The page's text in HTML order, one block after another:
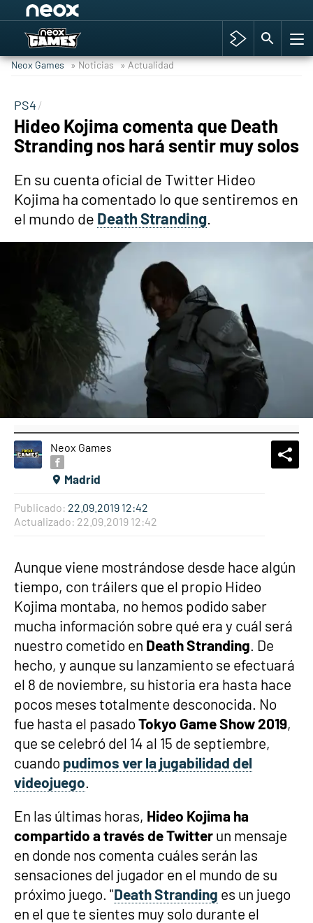
Hyrule Warriors: La Era del Cataclismo
Cyberpunk 2077
Hyrule Warriors
Neox Games » Noticias » Actualidad
PS4
Hideo Kojima comenta que Death
Stranding nos hará sentir muy solos
En su cuenta oficial de Twitter Hideo
Kojima ha comentado lo que sentiremos en
el mundo de Death Stranding
Neox Games
Madrid
Publicado: 22.09.2019 12:42
Actualizado: 22.09.2019 12:42
Aunque viene mostrándose desde hace algún
tiempo, con tráilers que el propio Hideo
Kojima montaba, no hemos podido saber
mucha información sobre qué era y cuál será
nuestro cometido en Death Stranding. De
hecho, y aunque su lanzamiento se efectuará
el 8 de noviembre, su historia era hasta hace
pocos meses totalmente desconocida. No
fue hasta el pasado Tokyo Game Show 2019,
que se celebró del 14 al 15 de septiembre,
cuando pudimos ver la jugabilidad del
videojuego.
En las últimas horas, Hideo Kojima ha
compartido a través de Twitter un mensaje
en donde nos comenta cuáles serán las
sensaciones del jugador en el mundo de su
próximo juego. "Death Stranding es un juego
en el que te sientes muy solo durante el